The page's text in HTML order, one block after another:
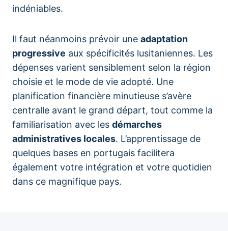
indéniables.
Il faut néanmoins prévoir une adaptation
progressive aux spécificités lusitaniennes. Les
dépenses varient sensiblement selon la région
choisie et le mode de vie adopté. Une
planification financière minutieuse s’avère
centralle avant le grand départ, tout comme la
familiarisation avec les démarches
administratives locales. L’apprentissage de
quelques bases en portugais facilitera
également votre intégration et votre quotidien
dans ce magnifique pays.